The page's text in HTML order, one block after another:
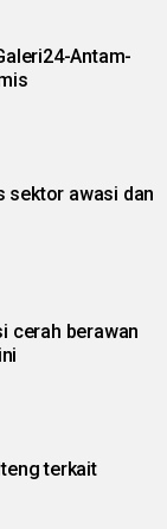
Antam-
sektor awasi dan
cerah berawan
terkait